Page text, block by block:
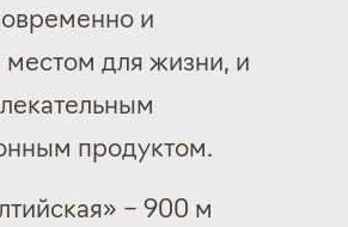
и
для жизни, и
продуктом.
– 900 м